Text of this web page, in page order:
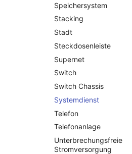
Login
Logische Geräte (Client)
Logische Geräte (LDEV
Server)
Logische Netzwerkports
Mobilfunk
Modell
Monitor
Netz
Netzbereiche
Netzwerk
Netzwerk-Interface
Speichersystem
Stacking
Stadt
Steckdosenleiste
Supernet
Switch
Switch Chassis
Systemdienst
Telefon
Telefonanlage
Unterbrechungsfreie
Stromversorgung